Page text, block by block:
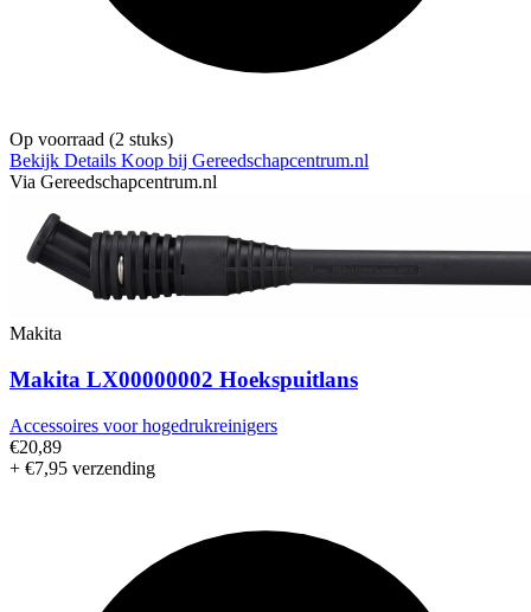
Op voorraad (2 stuks)
Bekijk Details Koop bij Gereedschapcentrum.nl
Via Gereedschapcentrum.nl
Makita
Makita LX00000002 Hoekspuitlans
Accessoires voor hogedrukreinigers
€20,89
+ €7,95 verzending